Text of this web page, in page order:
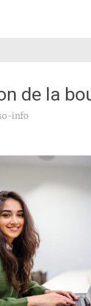
de la
info